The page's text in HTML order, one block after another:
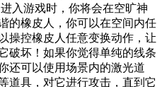
入游戏时，你将会在空旷神
的橡皮人，你可以在空间内任
操控橡皮人任意变换动作，让
破坏！如果你觉得单纯的线条
还可以使用场景内的激光道
道具，对它进行攻击，直到它